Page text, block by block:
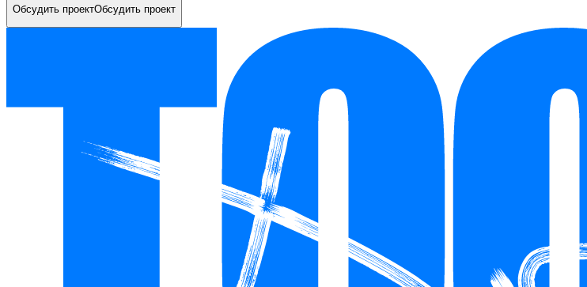
Обсудить проектОбсудить проект